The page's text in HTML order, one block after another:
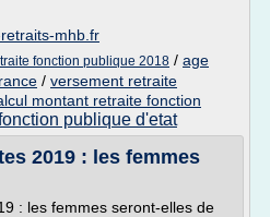
mhb.fr
fonction publique 2018 / age
/ versement retraite
montant retraite fonction
publique d'etat
2019 : les femmes
: les femmes seront-elles de